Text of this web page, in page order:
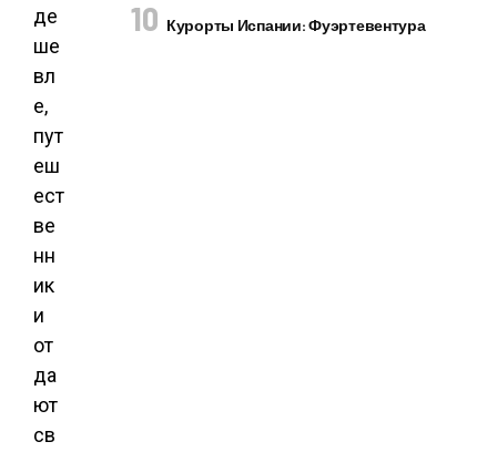
де
ше
вл
е,
пут
еш
ест
ве
нн
ик
и
от
да
ют
св
Курорты Испании: Фуэртевентура